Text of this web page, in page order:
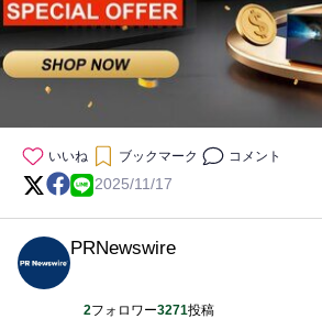
いいね ブックマーク コメント
2025/11/17
PRNewswire
2フォロワー3271投稿